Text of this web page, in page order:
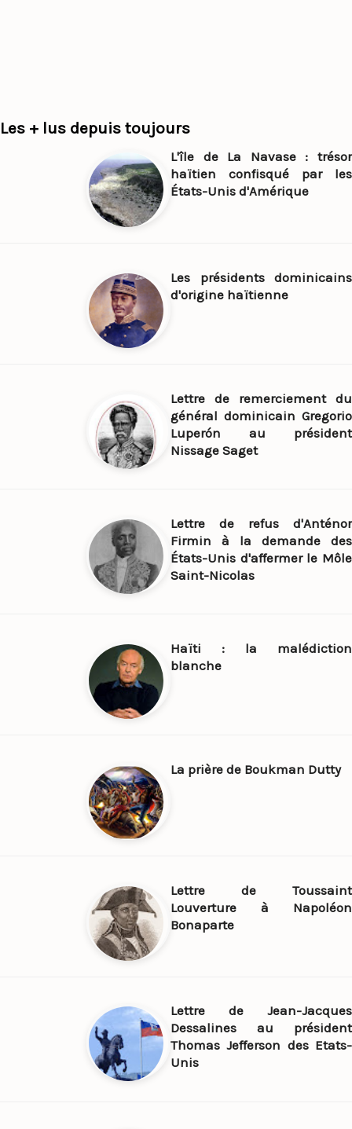
Les + lus depuis toujours
L'île de La Navase : trésor
haïtien confisqué par les
États-Unis d'Amérique
Les présidents dominicains
d'origine haïtienne
Lettre de remerciement du
général dominicain Gregorio
Luperón au président
Nissage Saget
Lettre de refus d'Anténor
Firmin à la demande des
États-Unis d'affermer le Môle
Saint-Nicolas
Haïti : la malédiction
blanche
La prière de Boukman Dutty
Lettre de Toussaint
Louverture à Napoléon
Bonaparte
Lettre de Jean-Jacques
Dessalines au président
Thomas Jefferson des Etats-
Unis